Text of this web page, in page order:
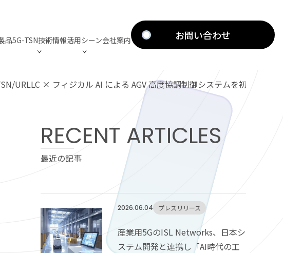
品5G-TSN技術情報活用シーン会社案内 お問い合わせ
ー構築、検討支援
動
リーサービス
モバイルインフラ構築支援
スマートファクトリー構築、
Mobility
Medical
ISLN 5G Industry
マイルストーン
社会実装に向けた活動
URLLC × フィジカル AI による AGV 高度協調制御システムを初出展
RECENT ARTICLES
最近の記事
2026.06.04 プレスリリース
産業用5GのISL Networks、日本シ
ステム開発と連携し「AI時代の工